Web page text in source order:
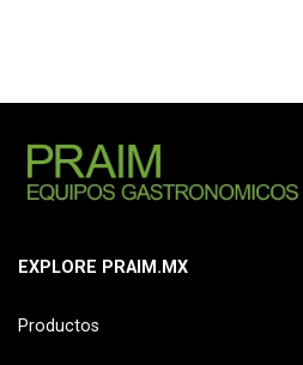
EXPLORE PRAIM.MX
Productos